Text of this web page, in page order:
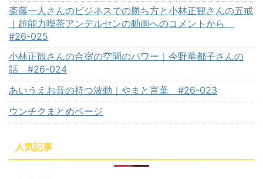
斎藤一人さんのビジネスでの勝ち方と小林正観さんの五戒
｜超能力喫茶アンデルセンの動画へのコメントから
#26-025
小林正観さんの合宿の空間のパワー｜今野華都子さんの
話 #26-024
あいうえお音の持つ波動｜やまと言葉 #26-023
ウンチクまとめページ
人気記事